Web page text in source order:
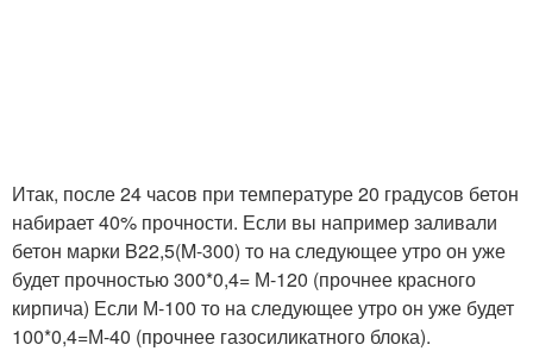
Итак, после 24 часов при температуре 20 градусов бетон
набирает 40% прочности. Если вы например заливали
бетон марки B22,5(M-300) то на следующее утро он уже
будет прочностью 300*0,4= М-120 (прочнее красного
кирпича) Если М-100 то на следующее утро он уже будет
100*0,4=М-40 (прочнее газосиликатного блока).